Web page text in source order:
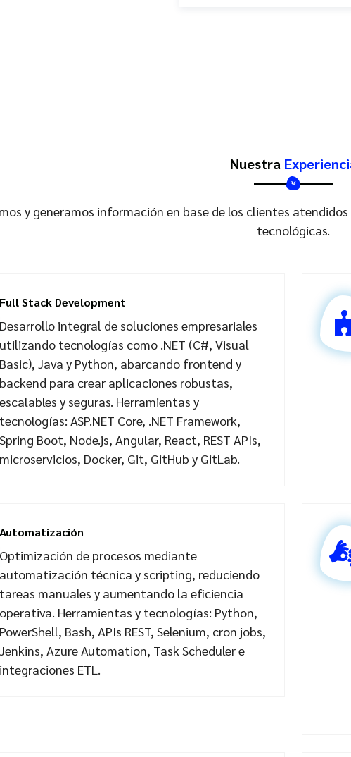
Nuestra
y generamos información en base de los clientes
tecnológicas.
Full Stack Development
Desarrollo integral de soluciones empresariales
utilizando tecnologías como .NET (C#, Visual
Basic), Java y Python, abarcando frontend y
backend para crear aplicaciones robustas,
escalables y seguras. Herramientas y
tecnologías: ASP.NET Core, .NET Framework,
Spring Boot, Node.js, Angular, React, REST APIs,
microservicios, Docker, Git, GitHub y GitLab.
Automatización
Optimización de procesos mediante
automatización técnica y scripting, reduciendo
tareas manuales y aumentando la eficiencia
operativa. Herramientas y tecnologías: Python,
PowerShell, Bash, APIs REST, Selenium, cron jobs,
Jenkins, Azure Automation, Task Scheduler e
integraciones ETL.